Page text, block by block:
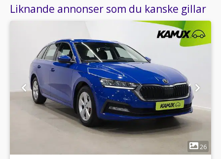
Liknande annonser som du kanske gillar
26